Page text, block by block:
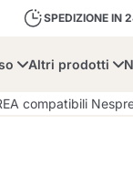
SPEDIZIONE IN
Altri prodotti
compatibili